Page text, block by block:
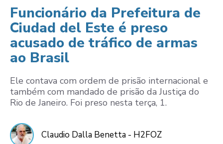
Funcionário da Prefeitura de
Ciudad del Este é preso
acusado de tráfico de armas
ao Brasil
Ele contava com ordem de prisão internacional e
também com mandado de prisão da Justiça do
Rio de Janeiro. Foi preso nesta terça, 1.
Claudio Dalla Benetta - H2FOZ